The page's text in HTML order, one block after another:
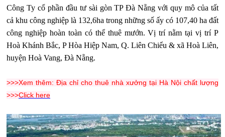
Công Ty cổ phần đầu tư sài gòn TP Đà Nẵng với quy mô của tất
cả khu công nghiệp là 132,6ha trong những số ấy có 107,40 ha đất
công nghiệp hoàn toàn có thể thuê mướn. Vị trí nằm tại vị trí P
Hoà Khánh Bắc, P Hòa Hiệp Nam, Q. Liên Chiểu & xã Hoà Liên,
huyện Hoà Vang, Đà Nẵng.
>>>Xem thêm: Địa chỉ cho thuê nhà xưởng tại Hà Nội chất lượng
>>>Click here